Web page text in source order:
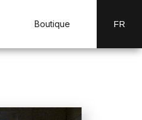
Boutique FR